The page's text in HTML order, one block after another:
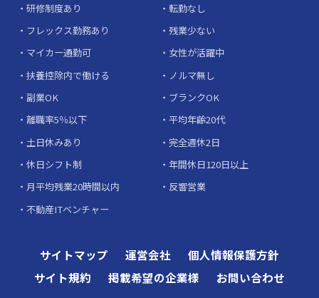
研修制度あり
転勤なし
フレックス勤務あり
残業少ない
マイカー通勤可
女性が活躍中
扶養控除内で働ける
ノルマ無し
副業OK
ブランクOK
離職率5％以下
平均年齢20代
土日休みあり
完全週休2日
休日シフト制
年間休日120日以上
月平均残業20時間以内
反響営業
不動産ITベンチャー
サイトマップ 運営会社
個人情報保護方針
サイト規約
掲載希望の企業様 お問い合わせ